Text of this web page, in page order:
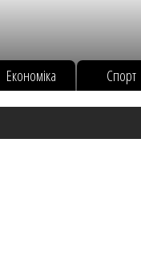
Економіка Спорт